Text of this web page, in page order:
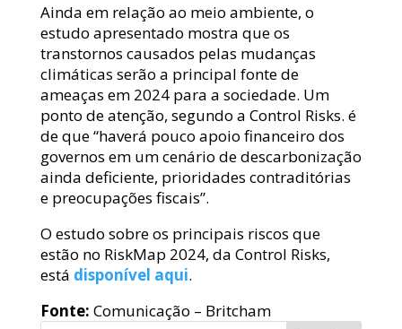
Ainda em relação ao meio ambiente, o
estudo apresentado mostra que os
transtornos causados pelas mudanças
climáticas serão a principal fonte de
ameaças em 2024 para a sociedade. Um
ponto de atenção, segundo a Control Risks. é
de que “haverá pouco apoio financeiro dos
governos em um cenário de descarbonização
ainda deficiente, prioridades contraditórias
e preocupações fiscais”.
O estudo sobre os principais riscos que
estão no RiskMap 2024, da Control Risks,
está disponível aqui.
Fonte: Comunicação – Britcham